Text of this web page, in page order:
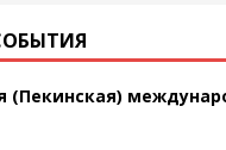
(Пекинская)